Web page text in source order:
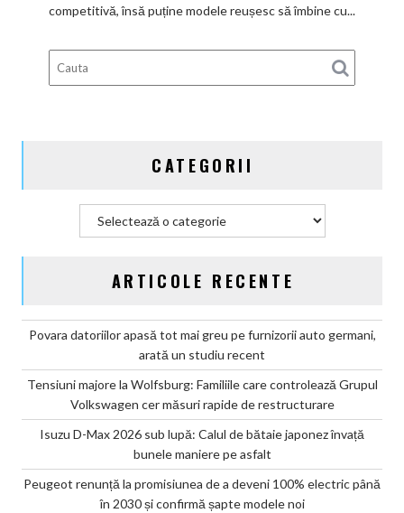
Calul
bătaie
gata
de
competitivă, însă puține modele reușesc să îmbine cu...
CATEGORII
ARTICOLE RECENTE
Povara datoriilor apasă tot mai greu pe furnizorii auto germani,
arată un studiu recent
Tensiuni majore la Wolfsburg: Familiile care controlează Grupul
Volkswagen cer măsuri rapide de restructurare
Isuzu D-Max 2026 sub lupă: Calul de bătaie japonez învață
bunele maniere pe asfalt
Peugeot renunță la promisiunea de a deveni 100% electric până
în 2030 și confirmă șapte modele noi